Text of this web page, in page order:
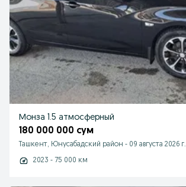
Монза 1.5 атмосферный
180 000 000 сум
Ташкент, Юнусабадский район - 09 августа 2026 г.
2023 - 75 000 км